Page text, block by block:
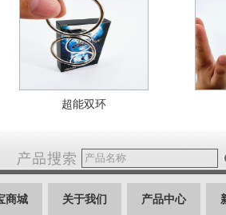
超能双环
商城 关于我们 产品中心